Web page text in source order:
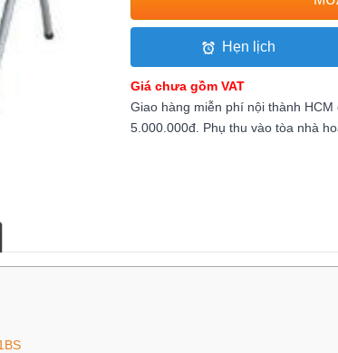
Hẹn lịch
Giá chưa gồm VAT
Giao hàng miễn phí nội thành
5.000.000đ. Phụ thu vào tòa nhà